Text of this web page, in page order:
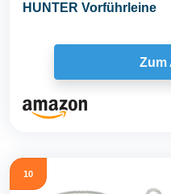
HUNTER Vorführleine
Zum
10